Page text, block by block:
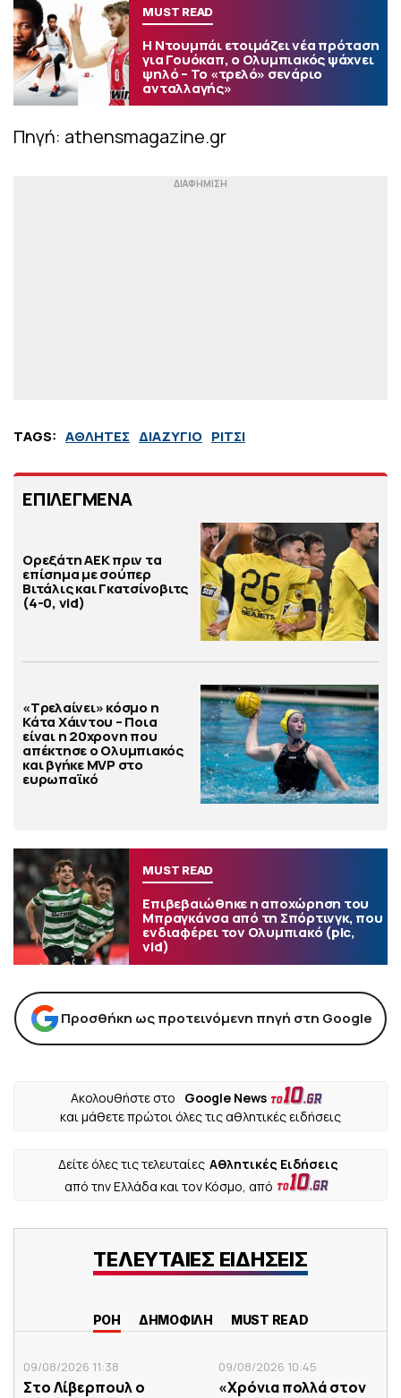
MUST READ
Η Ντουμπάι ετοιμάζει νέα πρόταση
για Γουόκαπ, ο Ολυμπιακός ψάχνει
ψηλό – Το «τρελό» σενάριο
ανταλλαγής»
Πηγή: athensmagazine.gr
TAGS: ΑΘΛΗΤΕΣ ΔΙΑΖΥΓΙΟ ΡΙΤΣΙ
ΕΠΙΛΕΓΜΕΝΑ
Ορεξάτη ΑΕΚ πριν τα
επίσημα με σούπερ
Βιτάλις και Γκατσίνοβιτς
(4-0, vid)
«Τρελαίνει» κόσμο η
Κάτα Χάιντου – Ποια
είναι η 20χρονη που
απέκτησε ο Ολυμπιακός
και βγήκε MVP στο
ευρωπαϊκό
MUST READ
Επιβεβαιώθηκε η αποχώρηση του
Μπραγκάνσα από τη Σπόρτινγκ, που
ενδιαφέρει τον Ολυμπιακό (pic,
vid)
Προσθήκη ως προτεινόμενη πηγή στη Google
Ακολουθήστε στο
Google News
και μάθετε πρώτοι όλες τις αθλητικές ειδήσεις
Δείτε όλες τις τελευταίες Αθλητικές Ειδήσεις
από την Ελλάδα και τον Κόσμο, από
ΤΕΛΕΥΤΑΙΕΣ ΕΙΔΗΣΕΙΣ
ΡΟΗ ΔΗΜΟΦΙΛΗ MUST READ
09/08/2026 11:38
Στο Λίβερπουλ ο
09/08/2026 10:45
«Χρόνια πολλά στον